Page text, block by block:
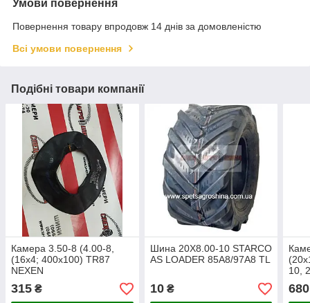
Умови повернення
Повернення товару впродовж 14 днів за домовленістю
Всі умови повернення
Подібні товари компанії
Камера 3.50-8 (4.00-8,
(16x4; 400x100) TR87
NEXEN
315 ₴
Шина 20X8.00-10 STARCO
AS LOADER 85A8/97A8 TL
10₴
10,
13
680